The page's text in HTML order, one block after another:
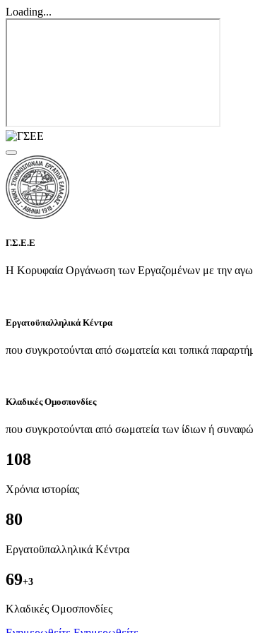
Loading...
Γ.Σ.Ε.Ε
Η Κορυφαία Οργάνωση των Εργαζομένων με την
Εργατοϋπαλληλικά Κέντρα
που συγκροτούνται από σωματεία και τοπικά
Κλαδικές Ομοσπονδίες
που συγκροτούνται από σωματεία των ίδιων ή
108
Χρόνια ιστορίας
80
Εργατοϋπαλληλικά Κέντρα
69+3
Kλαδικές Ομοσπονδίες